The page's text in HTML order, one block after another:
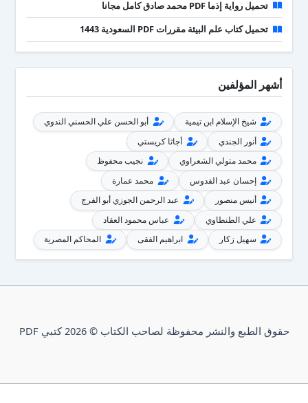
تحميل رواية إذما PDF محمد صادق كامل مجانا
تحميل كتاب علم البيئة مقررات PDF السعودية 1443
أشهر المؤلفين
شيخ الإسلام ابن تيمية
أبو الحسن علي الحسني الندوي
أنور الجندي
أجاثا كريستي
محمد متولي الشعراوي
نجيب محفوظ
إحسان عبد القدوس
محمد عمارة
أنيس منصور
عبد الرحمن الجوزي أبو الفرج
علي الطنطاوي
عباس محمود العقاد
سهيل زكار
ابراهيم الفقى المحاكم المصرية
حقوق الطبع والنشر محفوظة لصاحب الكتاب © 2026 كتبي PDF